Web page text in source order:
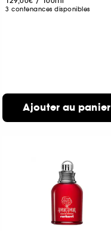
3 contenances disponibles
Ajouter au panier